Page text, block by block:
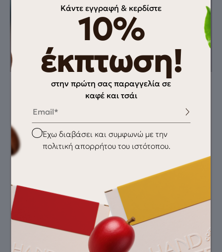
18 g → 300 ml → 93
Θα χρειαστείς
Kalita κ.ά.)
μύλος
ζυγαριά
φρεσκοκαβουρδισμένος
Hartmann Reserve
άλεση
Medium-fine grind —
Setting 27 clicks on
Κάντε εγγραφή & κερδίστε
10%
έκπτωση!
στην πρώτη σας παραγγελία σε
καφέ και τσάι
Email
Checkbox
Έχω διαβάσει και συμφωνώ με την
πολιτική απορρήτου του ιστότοπου.